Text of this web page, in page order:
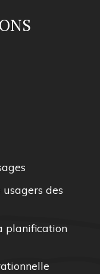
des
planification